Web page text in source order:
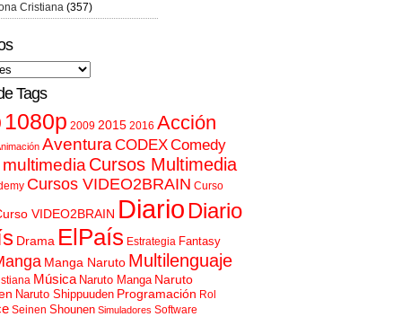
Cristiana (357)
Tags
1080p 2009 2015 2016 Acción
AventuraCODEXComedy
Cursos Multimedia
Cursos VIDEO2BRAIN Curso
VIDEO2BRAIN Diario Diario
Drama ElPaís Estrategia Fantasy
Manga Naruto Multilenguaje
Música Naruto Manga Naruto
Naruto Shippuuden Programación Rol
Seinen Shounen Simuladores Software